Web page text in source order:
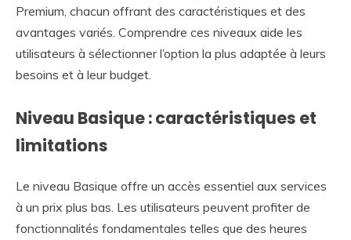
Premium, chacun offrant des caractéristiques et des
avantages variés. Comprendre ces niveaux aide les
utilisateurs à sélectionner l’option la plus adaptée à leurs
besoins et à leur budget.
Niveau Basique : caractéristiques et
limitations
Le niveau Basique offre un accès essentiel aux services
à un prix plus bas. Les utilisateurs peuvent profiter de
fonctionnalités fondamentales telles que des heures